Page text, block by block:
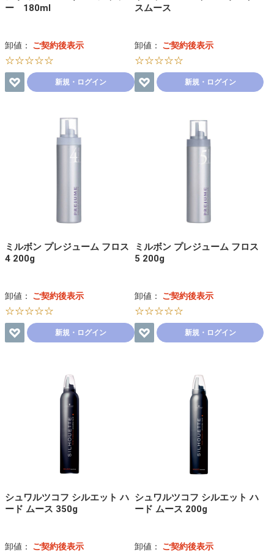
ー 180ml
卸値： ご契約後表示
☆☆☆☆☆
新規・ログイン
スムース
卸値： ご契約後表示
☆☆☆☆☆
新規・ログイン
ミルボン プレジューム フロス
4 200g
卸値： ご契約後表示
☆☆☆☆☆
新規・ログイン
ミルボン プレジューム フロス
5 200g
卸値： ご契約後表示
☆☆☆☆☆
新規・ログイン
シュワルツコフ シルエット ハ
ード ムース 350g
卸値： ご契約後表示
シュワルツコフ シルエット ハ
ード ムース 200g
卸値： ご契約後表示